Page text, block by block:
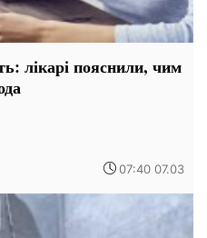
лікарі пояснили, чим
07:40 07.03